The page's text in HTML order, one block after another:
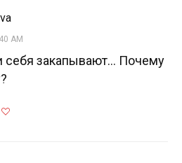
AM
себя закапывают... Почему